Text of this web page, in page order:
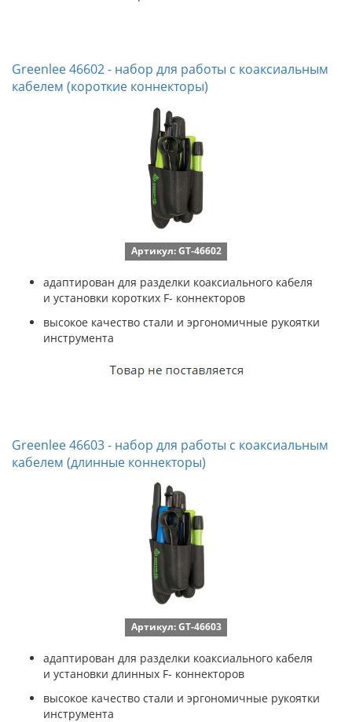
Greenlee 46602 - набор для работы с коаксиальным
кабелем (короткие коннекторы)
Артикул: GT-46602
адаптирован для разделки коаксиального кабеля
и установки коротких F- коннекторов
высокое качество стали и эргономичные рукоятки
инструмента
Greenlee 46603 - набор для работы с коаксиальным
кабелем (длинные коннекторы)
Артикул: GT-46603
адаптирован для разделки коаксиального кабеля
и установки длинных F- коннекторов
высокое качество стали и эргономичные рукоятки
инструмента